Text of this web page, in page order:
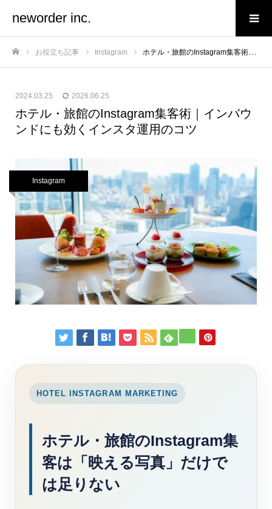
neworder inc.
お役立ち記事 Instagram ホテル・旅館のInstagram集客術｜インバウンドにも効くインスタ運用のコツ
2024.03.25 2026.06.25
ホテル・旅館のInstagram集客術｜インバウ
ンドにも効くインスタ運用のコツ
Instagram
HOTEL INSTAGRAM MARKETING
ホテル・旅館のInstagram集
客は「映える写真」だけで
は足りない